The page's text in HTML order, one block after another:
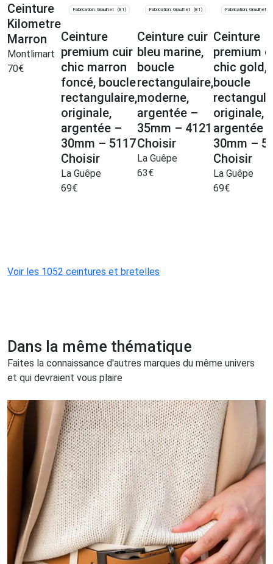
Ceinture
Kilometre
Marron
Montlimart
70€
Fabrication: Graulhet (81)
Ceinture
premium cuir
chic marron
foncé, boucle
rectangulaire,
originale,
argentée –
30mm – 5117
Choisir
La Guêpe
69€
Fabrication: Graulhet (81)
Ceinture cuir
bleu marine,
boucle
rectangulaire,
moderne,
argentée –
35mm – 4121
Choisir
La Guêpe
63€
Fabrication: Graulhet
Ceinture
premium
chic gold,
boucle
originale,
argentée
30mm –
Choisir
La Guêpe
69€
Voir les 1052 ceintures et bretelles
Dans la même thématique
Faites la connaissance d'autres marques du même univers
et qui devraient vous plaire